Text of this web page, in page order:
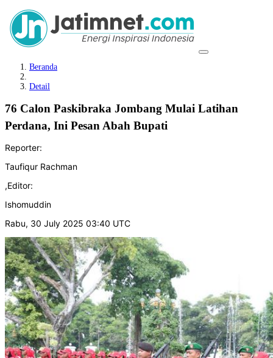
Beranda
Detail
76 Calon Paskibraka Jombang Mulai Latihan
Perdana, Ini Pesan Abah Bupati
Reporter:
Taufiqur Rachman
,Editor:
Ishomuddin
Rabu, 30 July 2025 03:40 UTC